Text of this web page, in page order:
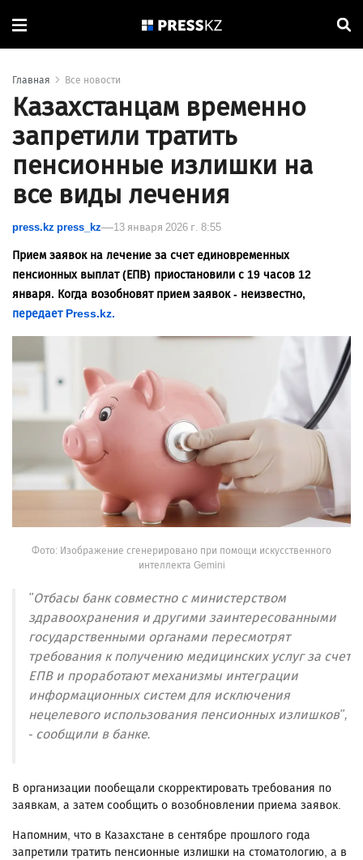
Главная Все новости
Казахстанцам временно
запретили тратить
пенсионные излишки на
все виды лечения
press.kz press_kz 13 января 2026 г. 8:55
Прием заявок на лечение за счет единовременных
пенсионных выплат (ЕПВ) приостановили с 19 часов 12
января. Когда возобновят прием заявок - неизвестно,
передает Press.kz.
Фото: Изображение сгенерировано при помощи искусственного
интеллекта Gemini
"Отбасы банк совместно с министерством
здравоохранения и другими заинтересованными
государственными органами пересмотрят
требования к получению медицинских услуг за счет
ЕПВ и проработают механизмы интеграции
информационных систем для исключения
нецелевого использования пенсионных излишков",
- сообщили в банке.
В организации пообещали скорректировать требования по
заявкам, а затем сообщить о возобновлении приема заявок.
Напомним, что в Казахстане в сентябре прошлого года
запретили тратить пенсионные излишки на стоматологию, а в